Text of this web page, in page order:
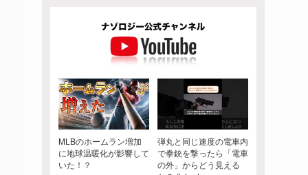
MLBのホームラン増加
に地球温暖化が影響して
いた！？
弾丸と同じ速度の電車内
で拳銃を撃ったら「電車
の外」からどう見える